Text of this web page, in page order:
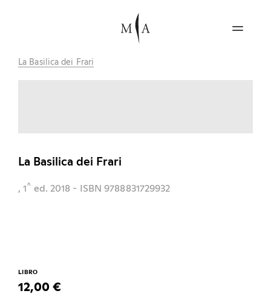
La Basilica dei Frari
La Basilica dei Frari
, 1^ ed. 2018 - ISBN 9788831729932
LIBRO
12,00 €